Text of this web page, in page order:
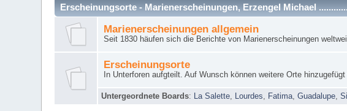
Erscheinungsorte - Marienerscheinungen, Erzengel Michael
Marienerscheinungen allgemein
Seit 1830 häufen sich die Berichte von Marienerscheinungen
Erscheinungsorte
In Unterforen aufgteilt. Auf Wunsch können weitere Orte hinzugefügt
Untergeordnete Boards: La Salette Lourdes Fatima ,Guadalupe ,